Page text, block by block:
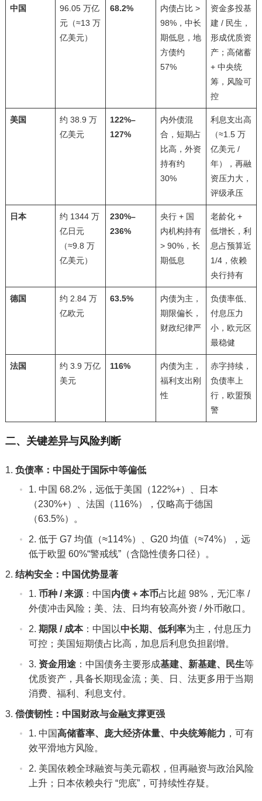
中国
96.05 万亿
元（≈13 万
亿美元）
68.2%
内债占比 >
98%，中长
期低息，地
方债约
57%
资金多投基
建 / 民生，
形成优质资
产；高储蓄
+ 中央统
筹，风险可
控
美国
约 38.9 万
亿美元
122%–
127%
内外债混
合，短期占
比高，外资
持有约
30%
利息支出高
（≈1.5 万
亿美元 /
年），再融
资压力大，
评级承压
日本
约 1344 万
亿日元
（≈9.8 万
亿美元）
230%–
236%
央行 + 国
内机构持有
> 90%，长
期低息
老龄化 +
低增长，利
息占预算近
1/4，依赖
央行持有
德国
约 2.84 万
亿欧元
63.5%
内债为主，
期限偏长，
财政纪律严
负债率低、
付息压力
小，欧元区
最稳健
法国
约 3.9 万亿
美元
116%
内债为主，
福利支出刚
性
赤字持续，
负债率上
行，欧盟预
警
二、关键差异与风险判断
负债率：中国处于国际中等偏低
中国 68.2%，远低于美国（122%+）、日本
（230%+）、法国（116%），仅略高于德国
（63.5%）。
低于 G7 均值（≈114%）、G20 均值（≈74%），远
低于欧盟 60%“警戒线”（含隐性债务口径）。
结构安全：中国优势显著
币种 / 来源：中国 内债 + 本币占比超 98%，无汇率 /
外债冲击风险；美、法、日均有较高外资 / 外币敞口。
期限 / 成本：中国以中长期、低利率为主，付息压力
可控；美国短期债占比高，加息后利息负担剧增。
资金用途：中国债务主要形成基建、新基建、民生等
优质资产，具备长期现金流；美、日、法更多用于当期
消费、福利、利息支付。
偿债韧性：中国财政与金融支撑更强
中国高储蓄率、庞大经济体量、中央统筹能力 ，可有
效平滑地方风险。
美国依赖全球融资与美元霸权，但再融资与政治风险
上升；日本依赖央行 “兜底”，可持续性存疑。